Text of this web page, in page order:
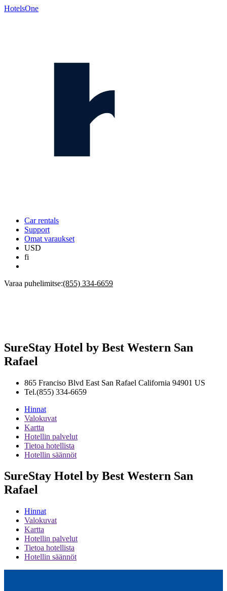
HotelsOne
Car rentals
Support
Omat varaukset
USD
fi
Varaa puhelimitse:(855) 334-6659
SureStay Hotel by Best Western San
Rafael
865 Franciso Blvd East San Rafael California 94901 US
Tel.(855) 334-6659
Hinnat
Valokuvat
Kartta
Hotellin palvelut
Tietoa hotellista
Hotellin säännöt
SureStay Hotel by Best Western San
Rafael
Hinnat
Valokuvat
Kartta
Hotellin palvelut
Tietoa hotellista
Hotellin säännöt